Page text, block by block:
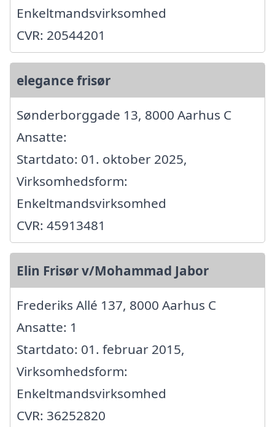
Enkeltmandsvirksomhed
CVR: 20544201
elegance frisør
Sønderborggade 13, 8000 Aarhus C
Ansatte:
Startdato: 01. oktober 2025,
Virksomhedsform:
Enkeltmandsvirksomhed
CVR: 45913481
Elin Frisør v/Mohammad Jabor
Frederiks Allé 137, 8000 Aarhus C
Ansatte: 1
Startdato: 01. februar 2015,
Virksomhedsform:
Enkeltmandsvirksomhed
CVR: 36252820